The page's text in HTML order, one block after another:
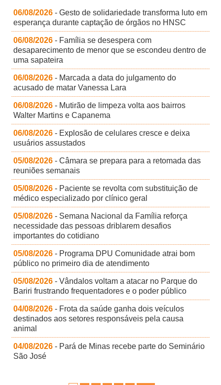
06/08/2026 - Gesto de solidariedade transforma luto em
esperança durante captação de órgãos no HNSC
06/08/2026 - Família se desespera com
desaparecimento de menor que se escondeu dentro de
uma sapateira
06/08/2026 - Marcada a data do julgamento do
acusado de matar Vanessa Lara
06/08/2026 - Mutirão de limpeza volta aos bairros
Walter Martins e Capanema
06/08/2026 - Explosão de celulares cresce e deixa
usuários assustados
05/08/2026 - Câmara se prepara para a retomada das
reuniões semanais
05/08/2026 - Paciente se revolta com substituição de
médico especializado por clínico geral
05/08/2026 - Semana Nacional da Família reforça
necessidade das pessoas driblarem desafios
importantes do cotidiano
05/08/2026 - Programa DPU Comunidade atrai bom
público no primeiro dia de atendimento
05/08/2026 - Vândalos voltam a atacar no Parque do
Bariri frustrando frequentadores e o poder público
04/08/2026 - Frota da saúde ganha dois veículos
destinados aos setores responsáveis pela causa
animal
04/08/2026 - Pará de Minas recebe parte do Seminário
São José